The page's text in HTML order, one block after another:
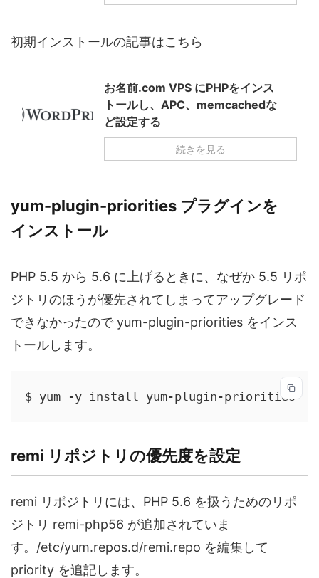
初期インストールの記事はこちら
お名前.com VPS にPHPをインス
トールし、APC、memcachedな
ど設定する
続きを見る
yum-plugin-priorities プラグインを
インストール
PHP 5.5 から 5.6 に上げるときに、なぜか 5.5 リポ
ジトリのほうが優先されてしまってアップグレード
できなかったので yum-plugin-priorities をインス
トールします。
$ yum -y install yum-plugin-priorities
remi リポジトリの優先度を設定
remi リポジトリには、PHP 5.6 を扱うためのリポ
ジトリ remi-php56 が追加されていま
す。/etc/yum.repos.d/remi.repo を編集して
priority を追記します。